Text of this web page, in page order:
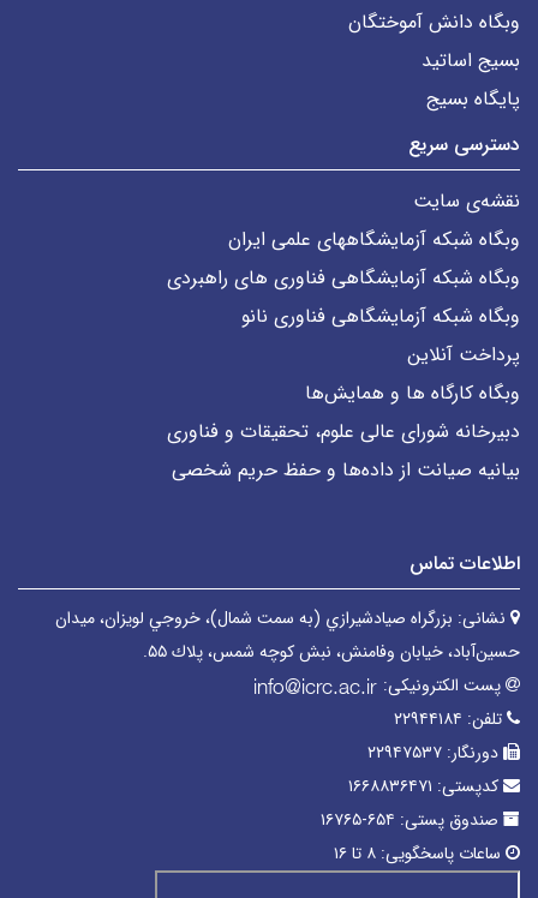
وبگاه دانش آموختگان
بسیج اساتید
پایگاه بسیج
دسترسی سریع
نقشه‌ی سایت
وبگاه شبکه آزمایشگاههای علمی ایران
وبگاه شبکه آزمایشگاهی فناوری های راهبردی
وبگاه شبکه آزمایشگاهی فناوری نانو
پرداخت آنلاین
وبگاه کارگاه ها و همایش‌ها
دبیرخانه شورای عالی علوم، تحقیقات و فناوری
بیانیه صیانت از داده‌ها و حفظ حریم شخصی
اطلاعات تماس
نشانی: بزرگراه صیادشیرازي (به سمت شمال)، خروجي لويزان، میدان
حسین‌آباد، خیابان وفامنش، نبش كوچه شمس، پلاك ۵۵.
پست الکترونیکی:
تلفن: ۲۲۹۴۴۱۸۴
دورنگار: ۲۲۹۴۷۵۳۷
کدپستی: ۱۶۶۸۸۳۶۴۷۱
صندوق پستی: ۶۵۴-۱۶۷۶۵
ساعات پاسخگویی: ۸ تا ۱۶